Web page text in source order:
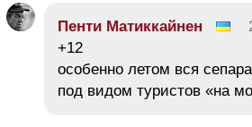
Пенти Матиккайнен
+12
особенно летом вся
под видом туристов «на